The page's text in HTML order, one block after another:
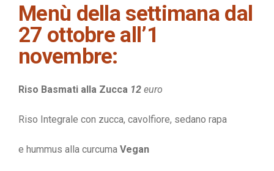
Menù della settimana dal
27 ottobre all’1
novembre:
Riso Basmati alla Zucca 12 euro
Riso Integrale con zucca, cavolfiore, sedano rapa
e hummus alla curcuma Vegan